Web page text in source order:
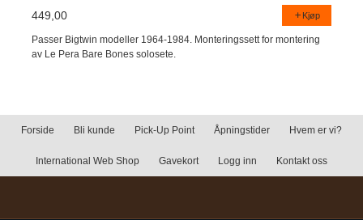
449,00 Kjøp
Passer Bigtwin modeller 1964-1984. Monteringssett for montering
av Le Pera Bare Bones solosete.
Forside Bli kunde Pick-Up Point Åpningstider Hvem er vi?
International Web Shop Gavekort Logg inn Kontakt oss